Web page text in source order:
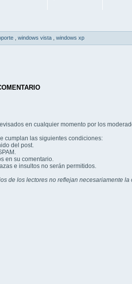
windows vista windows xp
en cualquier momento por los
cumplan las siguientes condiciones:
del post.
en su comentario.
e insultos no serán permitidos.
de los lectores no reflejan necesariamente la